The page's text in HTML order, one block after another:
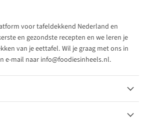
voor tafeldekkend Nederland en
en gezondste recepten en we leren je
van je eettafel. Wil je graag met ons in
e-mail naar info@foodiesinheels.nl.